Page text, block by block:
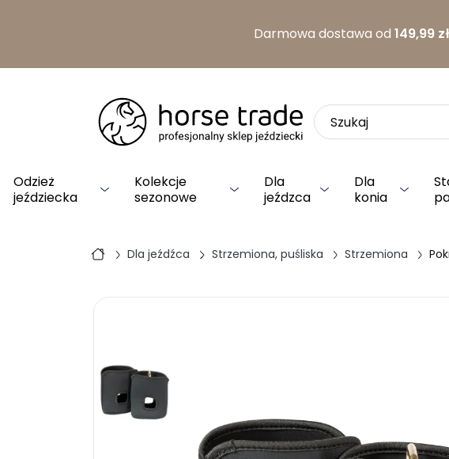
Darmowa dostawa od 149,99 zł
Odzież
jeździecka
Kolekcje
sezonowe
Dla
jeźdzca
Dla
konia
Dla jeźdźca Strzemiona, puśliska Strzemiona